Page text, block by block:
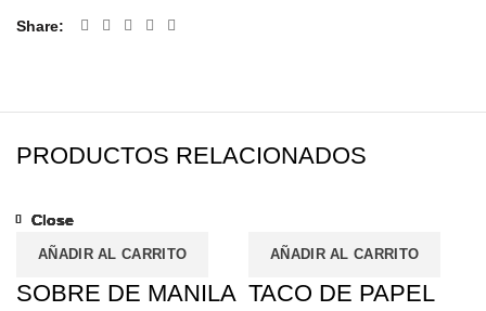
Share
PRODUCTOS RELACIONADOS
AÑADIR AL CARRITO
Close
SOBRE DE MANILA
AÑADIR AL CARRITO
Close
TACO DE PAPEL
Close
Close
Close
Close
Close
Close